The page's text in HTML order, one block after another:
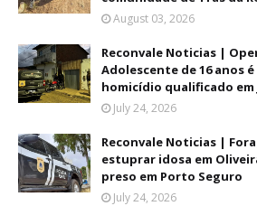
August 03, 2026
Reconvale Noticias |
Adolescente de 16 anos
homicídio qualificado em
July 24, 2026
Reconvale Noticias |
estuprar idosa em
preso em Porto Seguro
July 24, 2026